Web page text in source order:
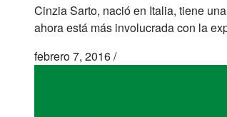
Cinzia Sarto, nació en Italia, tiene
ahora está más involucrada con la
febrero 7, 2016/